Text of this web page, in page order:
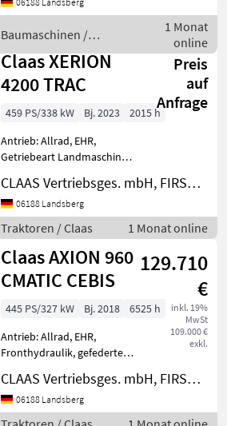
Frontbereifung: 17.5-25
25 Hundegang
Hydraulikausr
Baumaschinen /
Claas
1 Monat
online
Claas XERION
4200 TRAC
Preis
auf
Anfrage
459 PS/338 kW Bj. 2023
2015 h
Antrieb: Allrad, EHR,
Getriebeart Landmaschine:
Plattform: Kabine,
Klimaanlage,
Rückfahreinrichtung,
Zapfwellendrehzahl: 1000
1000 Allrad Betriebsstu
CLAAS Vertriebsges. mbH, FIRST CLAAS USED Center Landsberg
06188 Landsberg
Traktoren / Claas 1 Monat online
Claas AXION 960
CMATIC CEBIS
129.710
€
inkl. 19%
MwSt
109.000 €
exkl.
445 PS/327 kW Bj. 2018
6525 h
Antrieb: Allrad, EHR,
Fronthydraulik, gefederte
Landmaschine: Stufenloses
Getriebe, Plattform: Kabine,
Klimaanlage 1000 540 E
CLAAS Vertriebsges. mbH, FIRST CLAAS USED Center Landsberg
06188 Landsberg